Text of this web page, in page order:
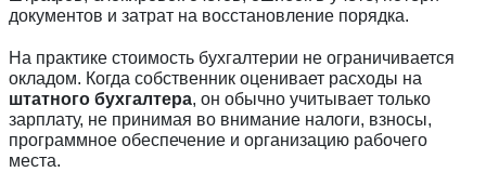
документов и затрат на восстановление порядка.
На практике стоимость бухгалтерии не ограничивается
окладом. Когда собственник оценивает расходы на
штатного бухгалтера, он обычно учитывает только
зарплату, не принимая во внимание налоги, взносы,
программное обеспечение и организацию рабочего
места.